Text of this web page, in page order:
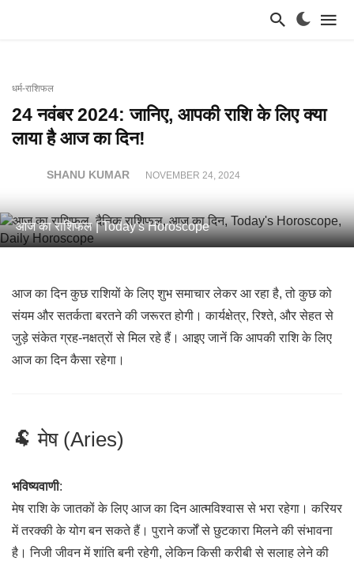
धर्म-राशिफल
24 नवंबर 2024: जानिए, आपकी राशि के लिए क्या
लाया है आज का दिन!
SHANU KUMAR NOVEMBER 24, 2024
आज का राशिफल | Today's Horoscope
आज का दिन कुछ राशियों के लिए शुभ समाचार लेकर आ रहा है, तो कुछ को
संयम और सतर्कता बरतने की जरूरत होगी। कार्यक्षेत्र, रिश्ते, और सेहत से
जुड़े संकेत ग्रह-नक्षत्रों से मिल रहे हैं। आइए जानें कि आपकी राशि के लिए
आज का दिन कैसा रहेगा।
🐏 मेष (Aries)
भविष्यवाणी:
मेष राशि के जातकों के लिए आज का दिन आत्मविश्वास से भरा रहेगा। करियर
में तरक्की के योग बन सकते हैं। पुराने कर्जों से छुटकारा मिलने की संभावना
है। निजी जीवन में शांति बनी रहेगी, लेकिन किसी करीबी से सलाह लेने की